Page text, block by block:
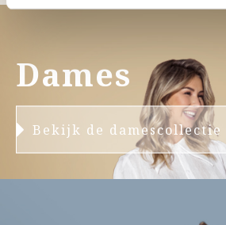
Dames
Bekijk de damescollectie